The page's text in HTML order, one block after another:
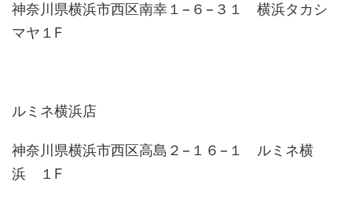
神奈川県横浜市西区南幸１−６−３１ 横浜タカシ
マヤ１F
ルミネ横浜店
神奈川県横浜市西区高島２−１６−１ ルミネ横
浜 １F